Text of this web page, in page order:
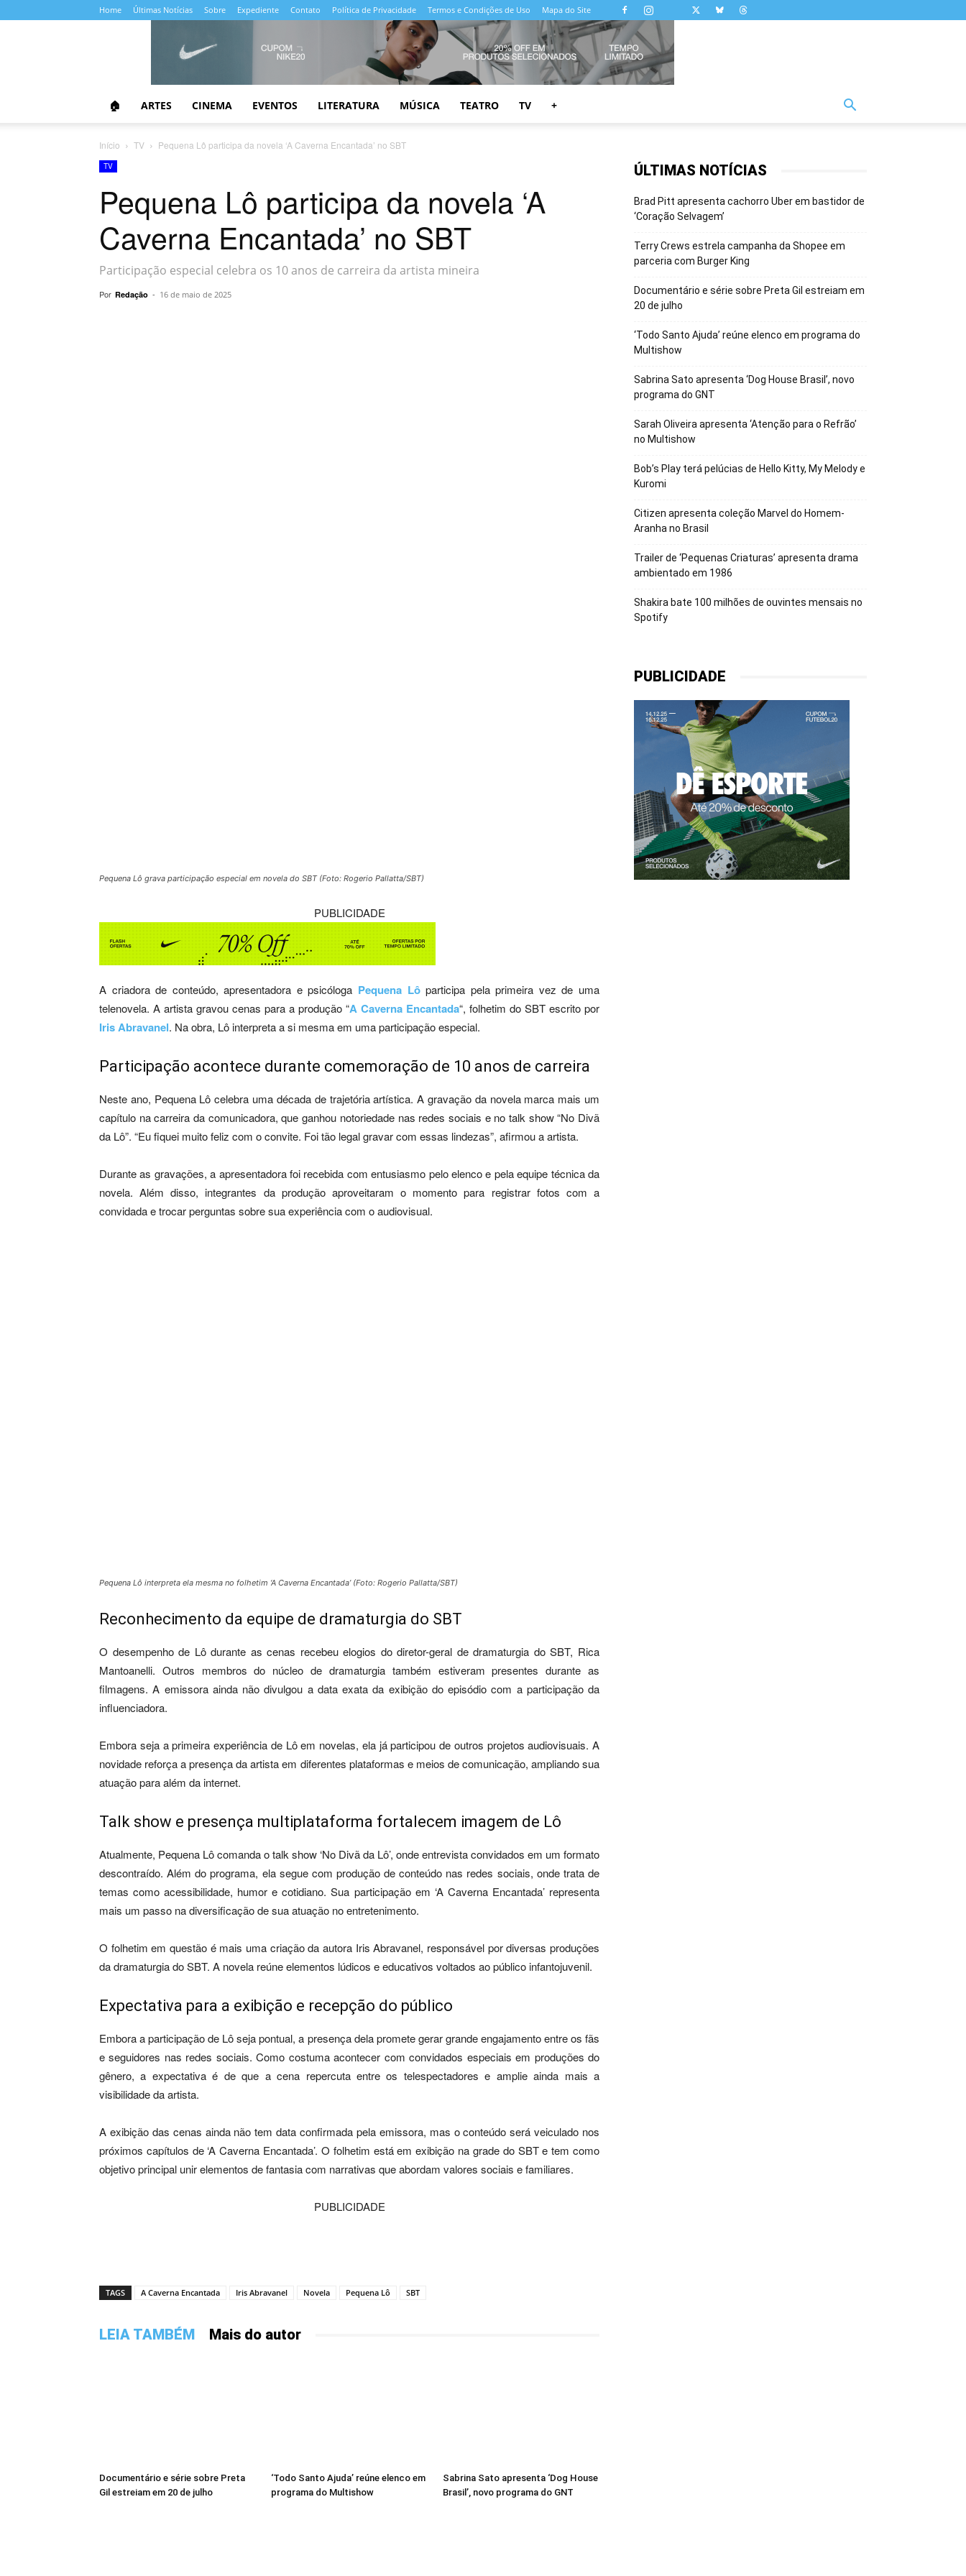
Home Últimas Notícias Sobre Expediente Contato Política de Privacidade Termos e Condições de Uso Mapa do Site
🏠 ARTES CINEMA EVENTOS LITERATURA MÚSICA TEATRO TV +
Início TV Pequena Lô participa da novela ‘A Caverna Encantada’ no SBT
TV
Pequena Lô participa da novela ‘A
Caverna Encantada’ no SBT
Participação especial celebra os 10 anos de carreira da artista mineira
Por Redação - 16 de maio de 2025
Pequena Lô grava participação especial em novela do SBT (Foto: Rogerio Pallatta/SBT)
PUBLICIDADE
A criadora de conteúdo, apresentadora e psicóloga Pequena Lôparticipa pela primeira vez de uma
telenovela. A artista gravou cenas para a produção “A Caverna Encantada“, folhetim do SBT escrito por
Iris Abravanel. Na obra, Lô interpreta a si mesma em uma participação especial.
Participação acontece durante comemoração de 10 anos de carreira
Neste ano, Pequena Lô celebra uma década de trajetória artística. A gravação da novela marca mais um
capítulo na carreira da comunicadora, que ganhou notoriedade nas redes sociais e no talk show “No Divã
da Lô”. “Eu fiquei muito feliz com o convite. Foi tão legal gravar com essas lindezas”, afirmou a artista.
Durante as gravações, a apresentadora foi recebida com entusiasmo pelo elenco e pela equipe técnica da
novela. Além disso, integrantes da produção aproveitaram o momento para registrar fotos com a
convidada e trocar perguntas sobre sua experiência com o audiovisual.
Pequena Lô interpreta ela mesma no folhetim ‘A Caverna Encantada’ (Foto: Rogerio Pallatta/SBT)
Reconhecimento da equipe de dramaturgia do SBT
O desempenho de Lô durante as cenas recebeu elogios do diretor-geral de dramaturgia do SBT, Rica
Mantoanelli. Outros membros do núcleo de dramaturgia também estiveram presentes durante as
filmagens. A emissora ainda não divulgou a data exata da exibição do episódio com a participação da
influenciadora.
Embora seja a primeira experiência de Lô em novelas, ela já participou de outros projetos audiovisuais. A
novidade reforça a presença da artista em diferentes plataformas e meios de comunicação, ampliando sua
atuação para além da internet.
Talk show e presença multiplataforma fortalecem imagem de Lô
Atualmente, Pequena Lô comanda o talk show ‘No Divã da Lô’, onde entrevista convidados em um formato
descontraído. Além do programa, ela segue com produção de conteúdo nas redes sociais, onde trata de
temas como acessibilidade, humor e cotidiano. Sua participação em ‘A Caverna Encantada’ representa
mais um passo na diversificação de sua atuação no entretenimento.
O folhetim em questão é mais uma criação da autora Iris Abravanel, responsável por diversas produções
da dramaturgia do SBT. A novela reúne elementos lúdicos e educativos voltados ao público infantojuvenil.
Expectativa para a exibição e recepção do público
Embora a participação de Lô seja pontual, a presença dela promete gerar grande engajamento entre os fãs
e seguidores nas redes sociais. Como costuma acontecer com convidados especiais em produções do
gênero, a expectativa é de que a cena repercuta entre os telespectadores e amplie ainda mais a
visibilidade da artista.
A exibição das cenas ainda não tem data confirmada pela emissora, mas o conteúdo será veiculado nos
próximos capítulos de ‘A Caverna Encantada’. O folhetim está em exibição na grade do SBT e tem como
objetivo principal unir elementos de fantasia com narrativas que abordam valores sociais e familiares.
PUBLICIDADE
TAGS A Caverna Encantada Iris Abravanel Novela Pequena Lô SBT
LEIA TAMBÉM Mais do autor
Documentário e série sobre Preta
Gil estreiam em 20 de julho
‘Todo Santo Ajuda’ reúne elenco em
programa do Multishow
Sabrina Sato apresenta ‘Dog House
Brasil’, novo programa do GNT
ÚLTIMAS NOTÍCIAS
Brad Pitt apresenta cachorro Uber em bastidor de
‘Coração Selvagem’
Terry Crews estrela campanha da Shopee em
parceria com Burger King
Documentário e série sobre Preta Gil estreiam em
20 de julho
‘Todo Santo Ajuda’ reúne elenco em programa do
Multishow
Sabrina Sato apresenta ‘Dog House Brasil’, novo
programa do GNT
Sarah Oliveira apresenta ‘Atenção para o Refrão’
no Multishow
Bob’s Play terá pelúcias de Hello Kitty, My Melody e
Kuromi
Citizen apresenta coleção Marvel do Homem-
Aranha no Brasil
Trailer de ‘Pequenas Criaturas’ apresenta drama
ambientado em 1986
Shakira bate 100 milhões de ouvintes mensais no
Spotify
PUBLICIDADE